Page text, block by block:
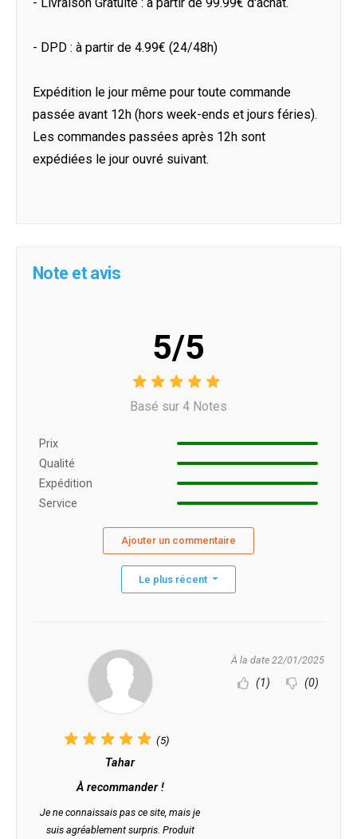
- DPD : à partir de 4.99€ (24/48h)
Expédition le jour même pour toute commande
passée avant 12h (hors week-ends et jours féries).
Les commandes passées après 12h sont
expédiées le jour ouvré suivant.
Note et avis
5/5
Basé sur 4 Notes
Prix ​​
Qualité
Expédition
Service
Ajouter un commentaire
Le plus récent
(5)
Tahar
À recommander !
Je ne connaissais pas ce site, mais je
suis agréablement surpris. Produit
À la date 22/01/2025
(1) (0)